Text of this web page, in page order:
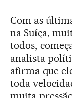
Com as
na Suíça,
todos,
analista
afirma que
toda